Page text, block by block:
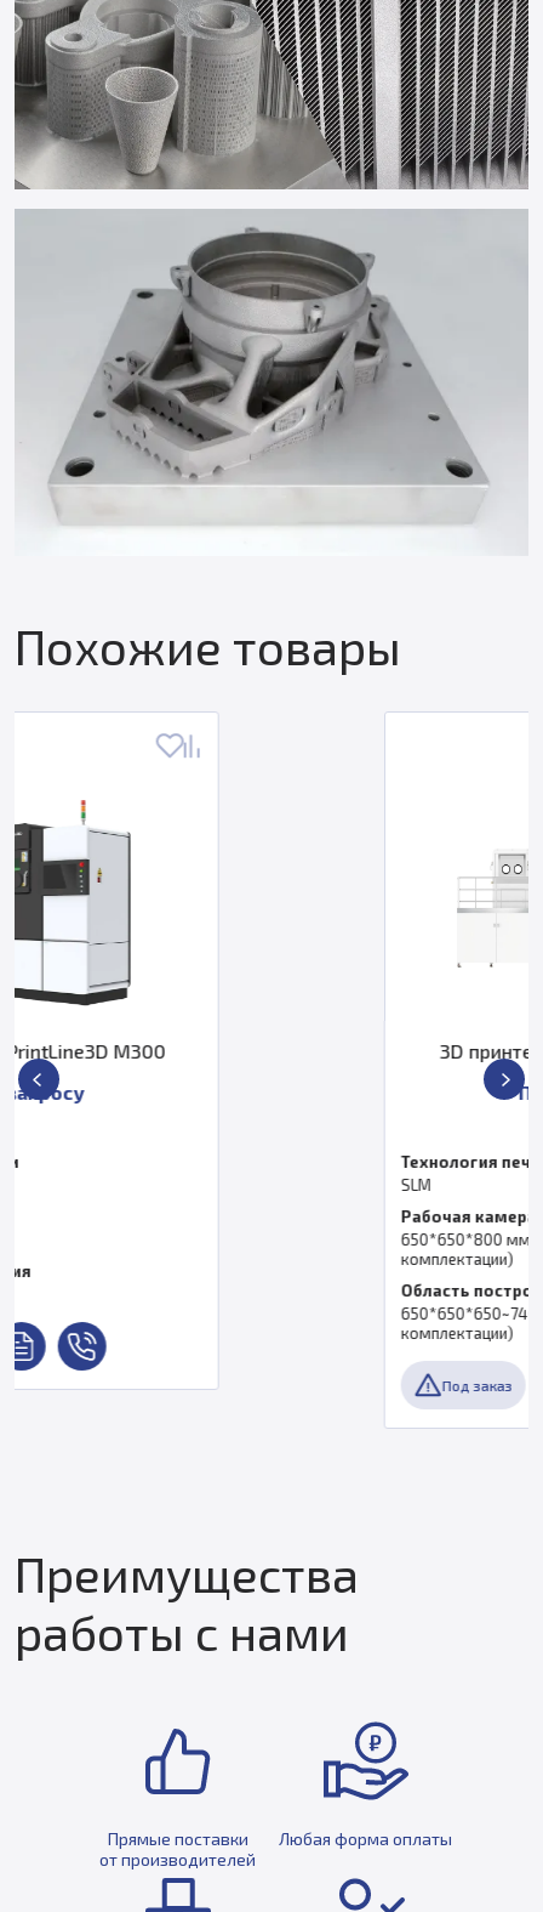
Похожие товары
3D принтер PrintLine3D M650
650*650*800 мм (в зависимости от
650*650*650~740 мм (в зависимости от
Под заказ
Преимущества
работы с нами
Прямые поставки
от производителей
Любая форма оплаты